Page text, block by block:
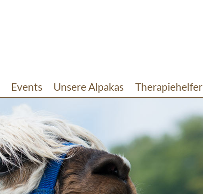
Events Unsere Alpakas Therapiehelfer